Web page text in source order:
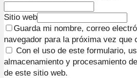
Sitio web
Guarda mi nombre, correo
navegador para la próxima vez que
Con el uso de este formulario,
almacenamiento y procesamiento
de este sitio web.